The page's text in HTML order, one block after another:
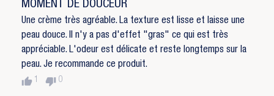
MOMENT DE DOUCEUR
Une crème très agréable. La texture est lisse et laisse une
peau douce. Il n'y a pas d'effet "gras" ce qui est très
appréciable. L'odeur est délicate et reste longtemps sur la
peau. Je recommande ce produit.
thumb_up 1 thumb_down 0